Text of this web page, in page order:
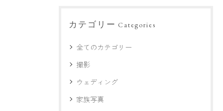
カテゴリー Categories
全てのカテゴリー
撮影
ウェディング
家族写真